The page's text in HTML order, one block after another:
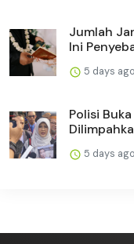
Jumlah
Ini
5 days ago
Polisi
5 days ago